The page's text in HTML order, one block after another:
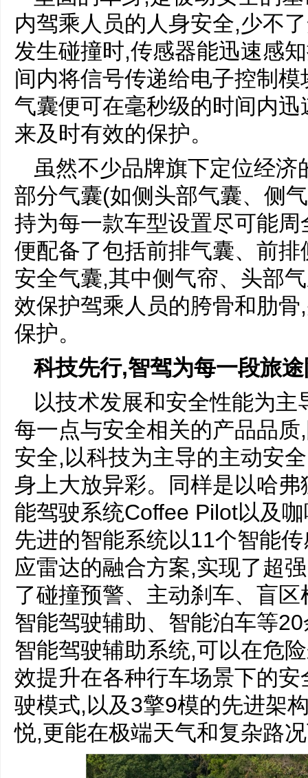
内驾乘人员的人身安全,少不
发生碰撞时,传感器能迅速感
间内将信号传递给电子控制
气囊便可在毫秒级的时间内
来及时有效的保护。
虽然不少品牌旗下定位经
部分气囊(如侧头部气囊、侧
持为每一款车型设置尽可能
便配备了包括前排气囊、前
安全气囊,其中侧气帘、头部
效保护驾乘人员的胯骨和肋
保护。
科技先行,智驾为每一段旅
以技术发展和安全性能为
每一点与安全相关的产品品
安全,以科技为主导的主动安
身上大放异彩。同样是以哈
能驾驶系统Coffee Pilot以及
先进的智能系统以11个智能
应雷达的融合方案,实现了超
了碰撞预警、主动刹车、盲
智能驾驶辅助、智能泊车等
智能驾驶辅助系统,可以在危
效提升在各种行车场景下的
驶模式,以及3擎9模的先进架
悦,更能在极端天气和复杂路